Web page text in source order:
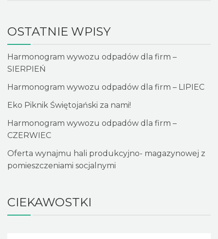
OSTATNIE WPISY
Harmonogram wywozu odpadów dla firm –
SIERPIEŃ
Harmonogram wywozu odpadów dla firm – LIPIEC
Eko Piknik Świętojański za nami!
Harmonogram wywozu odpadów dla firm –
CZERWIEC
Oferta wynajmu hali produkcyjno- magazynowej z
pomieszczeniami socjalnymi
CIEKAWOSTKI